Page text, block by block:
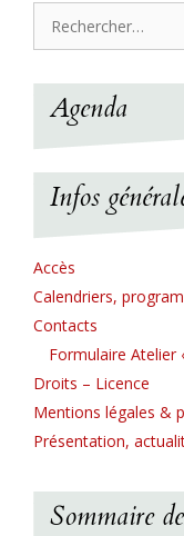
Agenda
Infos
Accès
Calendriers,
Contacts
Formulaire Atelier
Droits – Licence
Mentions légales &
Présentation,
Sommaire